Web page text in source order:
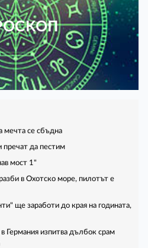
мечта се сбъдна
пречат да пестим
мост 1"
в Охотско море, пилотът е
ще заработи до края на годината,
Германия изпитва дълбок срам